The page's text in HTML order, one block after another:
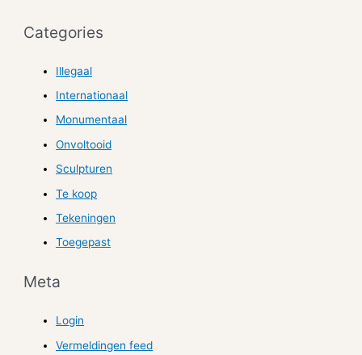
Categories
Illegaal
Internationaal
Monumentaal
Onvoltooid
Sculpturen
Te koop
Tekeningen
Toegepast
Meta
Login
Vermeldingen feed